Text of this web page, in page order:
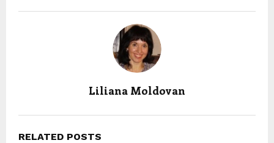
Liliana Moldovan
RELATED POSTS